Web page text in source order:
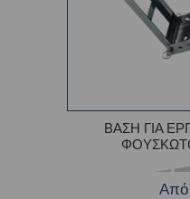
ΒΑΣΗ ΓΙΑ
Από